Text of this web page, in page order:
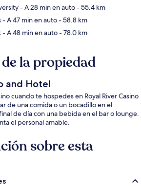
- A 28 min en auto- 55.4 km
- A 47 min en auto- 58.8 km
- A 48 min en auto- 78.0 km
la propiedad
and Hotel
cuando te hospedes en Royal River Casino
de una comida o un bocadillo en el
de día con una bebida en el bar o lounge.
el personal amable.
sobre esta